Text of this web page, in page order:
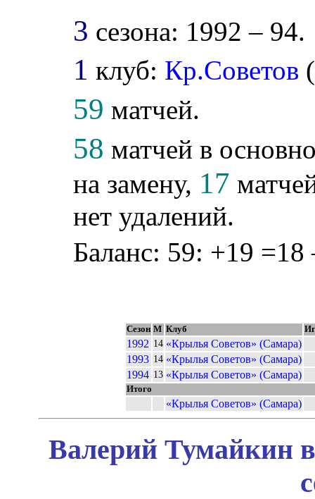
3 сезона: 1992 – 94.
1 клуб: Кр.Советов (
59 матчей.
58 матчей в
на замену, 17
нет удалений.
Баланс: 59: +19 =18
Сезон М Клуб
1992 14 «Крылья Советов» (Самара)
1993 14 «Крылья Советов» (Самара)
1994 13 «Крылья Советов» (Самара)
Итого
«Крылья Советов» (Самара)
Валерий Тумайкин